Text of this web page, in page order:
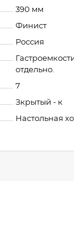
390 мм
Финист
Россия
отдельно.
7
Зкрытый - к
Настольная